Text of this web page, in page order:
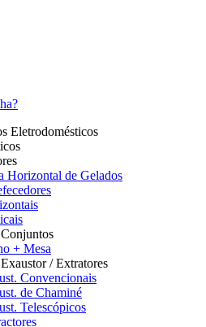
Eletrodomésticos
Horizontal de Gelados
+ Mesa
/ Extratores
Convencionais
de Chaminé
Telescópicos